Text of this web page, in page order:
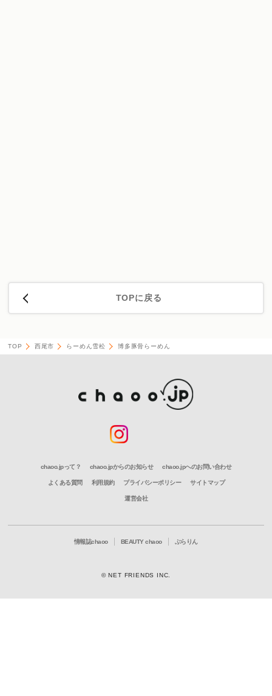
TOPに戻る
TOP 西尾市 らーめん雪松 博多豚骨らーめん
chaoo.jpって？ chaoo.jpからのお知らせ chaoo.jpへのお問い合わせ
よくある質問 利用規約 プライバシーポリシー サイトマップ
運営会社
情報誌chaoo BEAUTY chaoo ぶらりん
© NET FRIENDS INC.